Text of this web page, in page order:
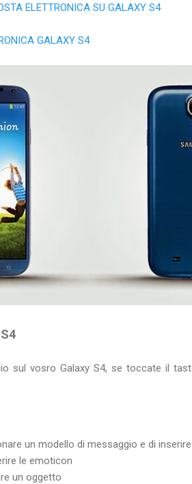
ELETTRONICA SU GALAXY S4
GALAXY S4
sul vosro Galaxy S4, se toccate il
un modello di messaggio e di
le emoticon
un oggetto